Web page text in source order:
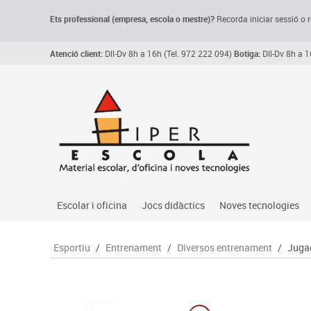
Ets professional (empresa, escolao mestre)? Recorda iniciar sessió o
Atenció client: Dll-Dv 8h a 16h (Tel. 972 222 094)Botiga: Dll-Dv 8h a
Escolar i oficina
Arxiu, carpetes i classificadors
Jocs didàctics
Primeres edats
Motricitat fina
Noves tecnologies
Audio
Esportiu / Entrenament / Diversos entrenament /